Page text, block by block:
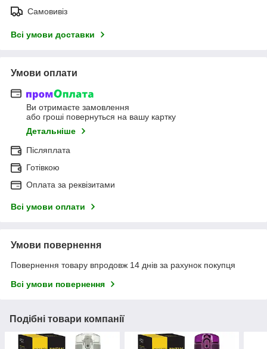
Самовивіз
Всі умови доставки
Умови оплати
Ви отримаєте замовлення
або гроші повернуться на вашу картку
Детальніше
Післяплата
Готівкою
Оплата за реквізитами
Всі умови оплати
Умови повернення
Повернення товару впродовж 14 днів за рахунок покупця
Всі умови повернення
Подібні товари компанії